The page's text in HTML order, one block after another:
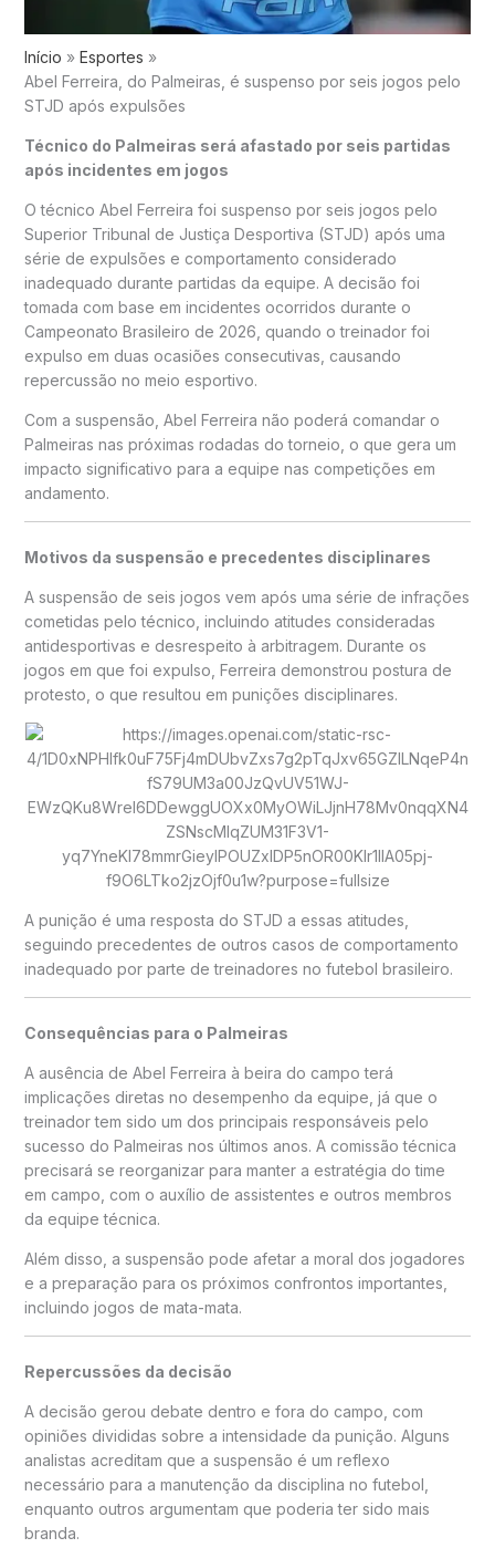
Início
Esportes
Abel Ferreira, do Palmeiras, é suspenso por seis jogos pelo
STJD após expulsões
Técnico do Palmeiras será afastado por seis partidas
após incidentes em jogos
O técnico Abel Ferreira foi suspenso por seis jogos pelo
Superior Tribunal de Justiça Desportiva (STJD) após uma
série de expulsões e comportamento considerado
inadequado durante partidas da equipe. A decisão foi
tomada com base em incidentes ocorridos durante o
Campeonato Brasileiro de 2026, quando o treinador foi
expulso em duas ocasiões consecutivas, causando
repercussão no meio esportivo.
Com a suspensão, Abel Ferreira não poderá comandar o
Palmeiras nas próximas rodadas do torneio, o que gera um
impacto significativo para a equipe nas competições em
andamento.
Motivos da suspensão e precedentes disciplinares
A suspensão de seis jogos vem após uma série de infrações
cometidas pelo técnico, incluindo atitudes consideradas
antidesportivas e desrespeito à arbitragem. Durante os
jogos em que foi expulso, Ferreira demonstrou postura de
protesto, o que resultou em punições disciplinares.
A punição é uma resposta do STJD a essas atitudes,
seguindo precedentes de outros casos de comportamento
inadequado por parte de treinadores no futebol brasileiro.
Consequências para o Palmeiras
A ausência de Abel Ferreira à beira do campo terá
implicações diretas no desempenho da equipe, já que o
treinador tem sido um dos principais responsáveis pelo
sucesso do Palmeiras nos últimos anos. A comissão técnica
precisará se reorganizar para manter a estratégia do time
em campo, com o auxílio de assistentes e outros membros
da equipe técnica.
Além disso, a suspensão pode afetar a moral dos jogadores
e a preparação para os próximos confrontos importantes,
incluindo jogos de mata-mata.
Repercussões da decisão
A decisão gerou debate dentro e fora do campo, com
opiniões divididas sobre a intensidade da punição. Alguns
analistas acreditam que a suspensão é um reflexo
necessário para a manutenção da disciplina no futebol,
enquanto outros argumentam que poderia ter sido mais
branda.